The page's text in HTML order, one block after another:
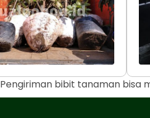
Pengiriman bibit tanaman bisa